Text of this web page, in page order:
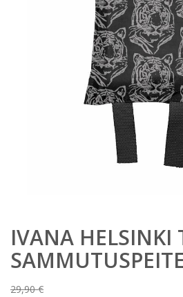
IVANA HELSINKI
SAMMUTUSPEITE
29,90€